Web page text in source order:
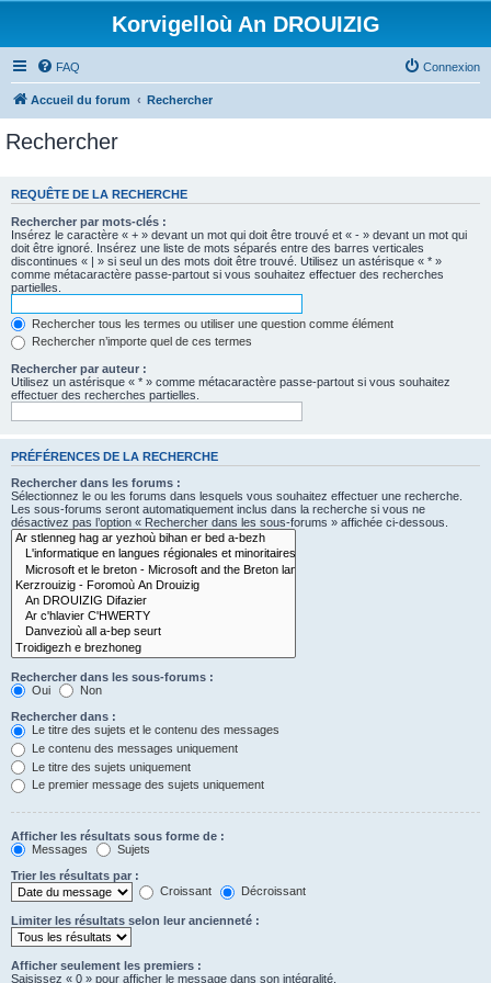
Korvigelloù An DROUIZIG
FAQ Connexion
Accueil du forum Rechercher
Rechercher
REQUÊTE DE LA RECHERCHE
Rechercher par mots-clés :
Insérez le caractère « + » devant un mot qui doit être trouvé et « - » devant un mot qui
doit être ignoré. Insérez une liste de mots séparés entre des barres verticales
discontinues « | » si seul un des mots doit être trouvé. Utilisez un astérisque « * »
comme métacaractère passe-partout si vous souhaitez effectuer des recherches
partielles.
Rechercher tous les termes ou utiliser une question comme élément
Rechercher n’importe quel de ces termes
Rechercher par auteur :
Utilisez un astérisque « * » comme métacaractère passe-partout si vous souhaitez
effectuer des recherches partielles.
PRÉFÉRENCES DE LA RECHERCHE
Rechercher dans les forums :
Sélectionnez le ou les forums dans lesquels vous souhaitez effectuer une recherche.
Les sous-forums seront automatiquement inclus dans la recherche si vous ne
désactivez pas l’option « Rechercher dans les sous-forums » affichée ci-dessous.
Rechercher dans les sous-forums :
Oui
Non
Rechercher dans :
Le titre des sujets et le contenu des messages
Le contenu des messages uniquement
Le titre des sujets uniquement
Le premier message des sujets uniquement
Afficher les résultats sous forme de :
Messages
Sujets
Trier les résultats par :
Croissant
Décroissant
Limiter les résultats selon leur ancienneté :
Afficher seulement les premiers :
Saisissez « 0 » pour afficher le message dans son intégralité.